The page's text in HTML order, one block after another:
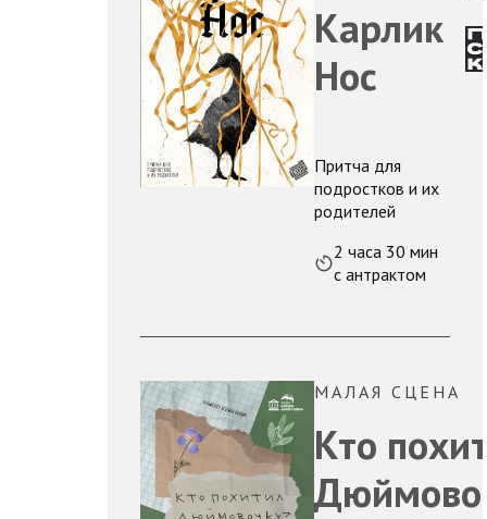
Карлик
Нос
Притча для
подростков и их
родителей
2 часа 30 мин
с антрактом
МАЛАЯ СЦЕНА
Кто